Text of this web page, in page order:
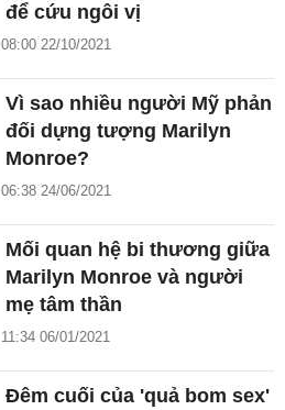
để cứu ngôi vị
08:00 22/10/2021
Vì sao nhiều người Mỹ phản
đối dựng tượng Marilyn
Monroe?
06:38 24/06/2021
Mối quan hệ bi thương giữa
Marilyn Monroe và người
mẹ tâm thần
11:34 06/01/2021
Đêm cuối của 'quả bom sex'